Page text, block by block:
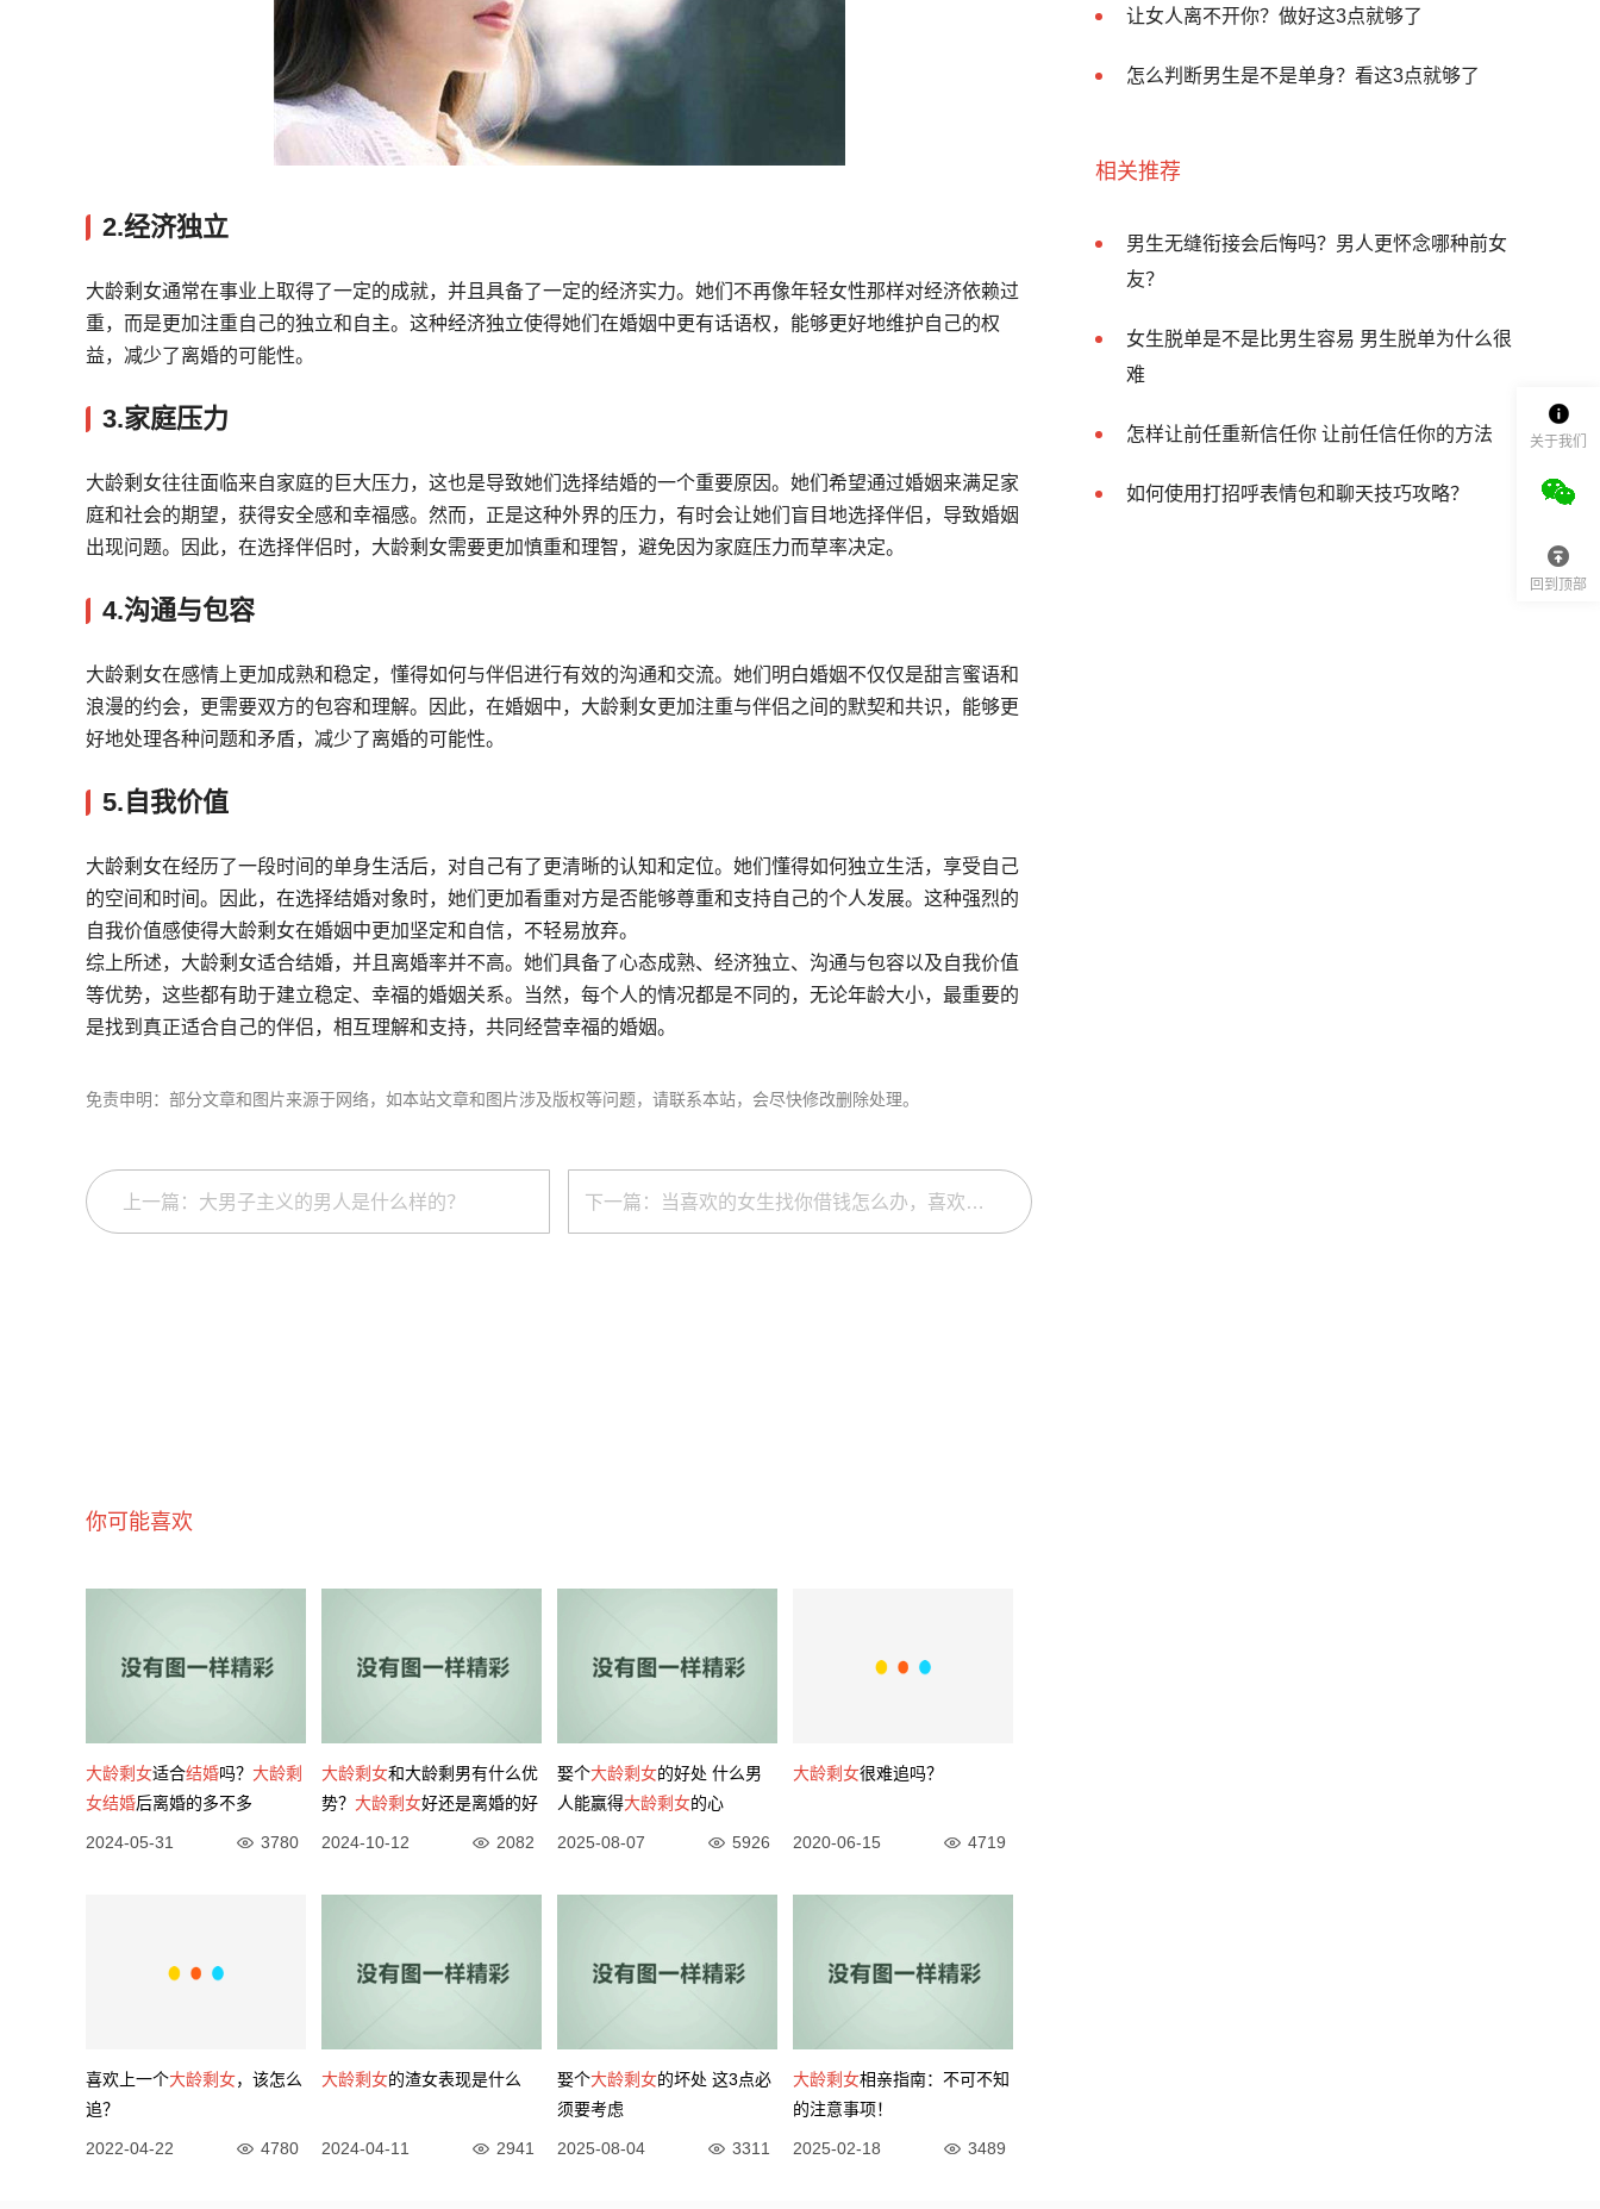
2.经济独立
大龄剩女通常在事业上取得了一定的成就，并且具备了一定的经济实力。她们不再像年轻女性那样对经济依赖过
重，而是更加注重自己的独立和自主。这种经济独立使得她们在婚姻中更有话语权，能够更好地维护自己的权
益，减少了离婚的可能性。
3.家庭压力
大龄剩女往往面临来自家庭的巨大压力，这也是导致她们选择结婚的一个重要原因。她们希望通过婚姻来满足家
庭和社会的期望，获得安全感和幸福感。然而，正是这种外界的压力，有时会让她们盲目地选择伴侣，导致婚姻
出现问题。因此，在选择伴侣时，大龄剩女需要更加慎重和理智，避免因为家庭压力而草率决定。
4.沟通与包容
大龄剩女在感情上更加成熟和稳定，懂得如何与伴侣进行有效的沟通和交流。她们明白婚姻不仅仅是甜言蜜语和
浪漫的约会，更需要双方的包容和理解。因此，在婚姻中，大龄剩女更加注重与伴侣之间的默契和共识，能够更
好地处理各种问题和矛盾，减少了离婚的可能性。
5.自我价值
大龄剩女在经历了一段时间的单身生活后，对自己有了更清晰的认知和定位。她们懂得如何独立生活，享受自己
的空间和时间。因此，在选择结婚对象时，她们更加看重对方是否能够尊重和支持自己的个人发展。这种强烈的
自我价值感使得大龄剩女在婚姻中更加坚定和自信，不轻易放弃。
综上所述，大龄剩女适合结婚，并且离婚率并不高。她们具备了心态成熟、经济独立、沟通与包容以及自我价值
等优势，这些都有助于建立稳定、幸福的婚姻关系。当然，每个人的情况都是不同的，无论年龄大小，最重要的
是找到真正适合自己的伴侣，相互理解和支持，共同经营幸福的婚姻。
免责申明：部分文章和图片来源于网络，如本站文章和图片涉及版权等问题，请联系本站，会尽快修改删除处理。
上一篇：大男子主义的男人是什么样的？ 下一篇：当喜欢的女生找你借钱怎么办，喜欢的女孩找你借钱说明什么
你可能喜欢
大龄剩女适合结婚吗？ 大龄剩
女结婚后离婚的多不多
2024-05-31 3780
大龄剩女和大龄剩男有什么优
势？ 大龄剩女好还是离婚的好
2024-10-12 2082
娶个大龄剩女的好处 什么男
人能赢得大龄剩女的心
2025-08-07 5926
大龄剩女很难追吗？
2020-06-15 4719
喜欢上一个大龄剩女，该怎么
追？
2022-04-22 4780
大龄剩女的渣女表现是什么
2024-04-11 2941
娶个大龄剩女的坏处 这3点必
须要考虑
2025-08-04 3311
大龄剩女相亲指南：不可不知
的注意事项！
2025-02-18 3489
让女人离不开你？做好这3点就够了
怎么判断男生是不是单身？看这3点就够了
相关推荐
男生无缝衔接会后悔吗？男人更怀念哪种前女
友？
女生脱单是不是比男生容易 男生脱单为什么很
难
怎样让前任重新信任你 让前任信任你的方法
如何使用打招呼表情包和聊天技巧攻略？
关于我们
回到顶部